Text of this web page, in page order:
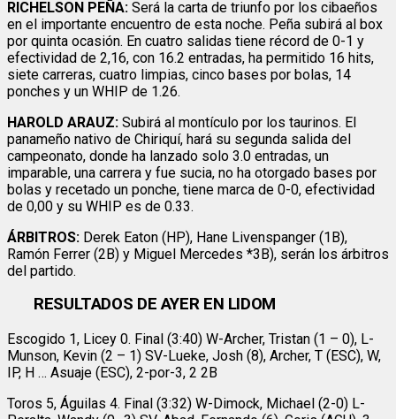
RICHELSON PEÑA: Será la carta de triunfo por los cibaeños
en el importante encuentro de esta noche. Peña subirá al box
por quinta ocasión. En cuatro salidas tiene récord de 0-1 y
efectividad de 2,16, con 16.2 entradas, ha permitido 16 hits,
siete carreras, cuatro limpias, cinco bases por bolas, 14
ponches y un WHIP de 1.26.
HAROLD ARAUZ: Subirá al montículo por los taurinos. El
panameño nativo de Chiriquí, hará su segunda salida del
campeonato, donde ha lanzado solo 3.0 entradas, un
imparable, una carrera y fue sucia, no ha otorgado bases por
bolas y recetado un ponche, tiene marca de 0-0, efectividad
de 0,00 y su WHIP es de 0.33.
ÁRBITROS: Derek Eaton (HP), Hane Livenspanger (1B),
Ramón Ferrer (2B) y Miguel Mercedes *3B), serán los árbitros
del partido.
RESULTADOS DE AYER EN LIDOM
Escogido 1, Licey 0. Final (3:40) W-Archer, Tristan (1 – 0), L-
Munson, Kevin (2 – 1) SV-Lueke, Josh (8), Archer, T (ESC), W,
IP, H … Asuaje (ESC), 2-por-3, 2 2B
Toros 5, Águilas 4. Final (3:32) W-Dimock, Michael (2-0) L-